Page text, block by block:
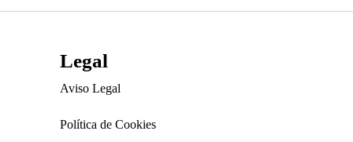
Legal
Aviso Legal
Política de Cookies